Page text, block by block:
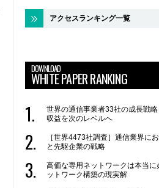
アクセスランキング一覧
DOWNLOAD
WHITE PAPER RANKING
世界の通信事業者33社の成長戦
収益を次のレベルへ
［世界4473社調査］通信業界に
と先駆企業の戦略
高価な専用ネットワークは本当に
ットワーク構築の現実解